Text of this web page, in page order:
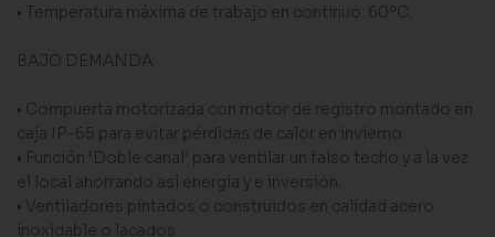
• Temperatura máxima de trabajo en continuo: 60ºC.
BAJO DEMANDA:
• Compuerta motorizada con motor de registro montado en
caja IP-65 para evitar pérdidas de calor en invierno.
• Función ‘Doble canal’ para ventilar un falso techo y a la vez
el local ahorrando así energía y e inversión.
• Ventiladores pintados o construidos en calidad acero
inoxidable o lacados.